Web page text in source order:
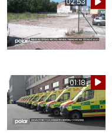
01:18